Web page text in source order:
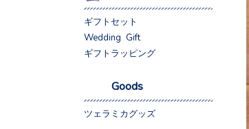
ギフトセット
Wedding Gift
ギフトラッピング
Goods
ツェラミカグッズ